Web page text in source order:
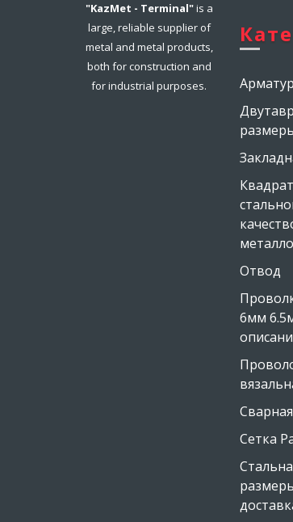
"KazMet - Terminal"is a
large, reliable supplier of
metal and metal products,
both for construction and
for industrial purposes.
Отвод
6мм
Сетка